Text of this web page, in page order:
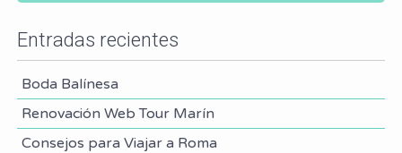
Entradas recientes
Boda Balínesa
Renovación Web Tour Marín
Consejos para Viajar a Roma